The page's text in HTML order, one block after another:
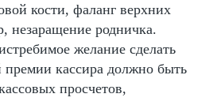
кости, фаланг верхних
незаращение родничка.
желание сделать
премии кассира должно быть
просчетов,